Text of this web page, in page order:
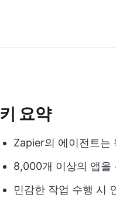
키 요약
Zapier의 에이전트는
8,000개 이상의 앱을
민감한 작업 수행 시